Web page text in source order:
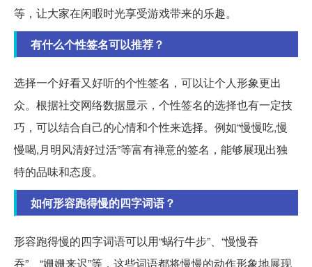
等，让大家在闲暇时光享受游戏带来的乐趣。
有什么个性签名可以推荐？
选择一个好看又好听的个性签名，可以让个人形象更出
众。根据社交网络数据显示，个性签名的选择也有一定技
巧，可以结合自己的心情和个性来选择。例如“慢慢吃,慢
慢喝,月明风清好过活”等富有禅意的签名，能够展现出独
特的品味和态度。
如何形容跑得慢的四字词语？
形容跑得慢的四字词语可以用“蜗行牛步”、“慢慢吞
吞”、“姗姗来迟”等，这些词语都将慢慢的动作形象地展现